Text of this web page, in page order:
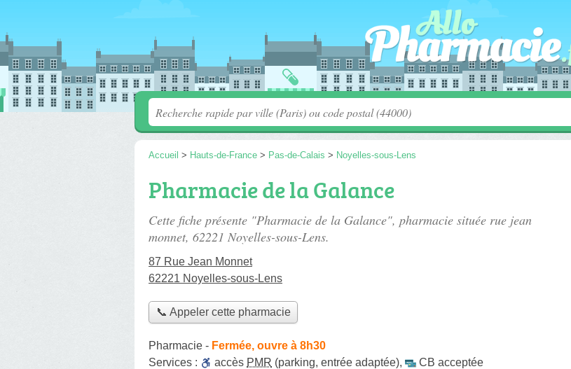
Accueil > Hauts-de-France > Pas-de-Calais > Noyelles-sous-Lens
Pharmacie de la Galance
Cette fiche présente "Pharmacie de la Galance", pharmacie située rue jean
monnet, 62221 Noyelles-sous-Lens.
87 Rue Jean Monnet
62221 Noyelles-sous-Lens
📞 Appeler cette pharmacie
Pharmacie - Fermée, ouvre à 8h30
Services :
accès PMR (parking, entrée adaptée),
CB acceptée